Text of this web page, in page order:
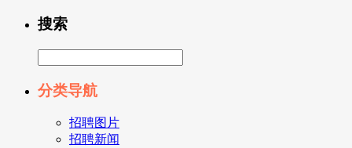
搜索
分类导航
招聘图片
招聘新闻